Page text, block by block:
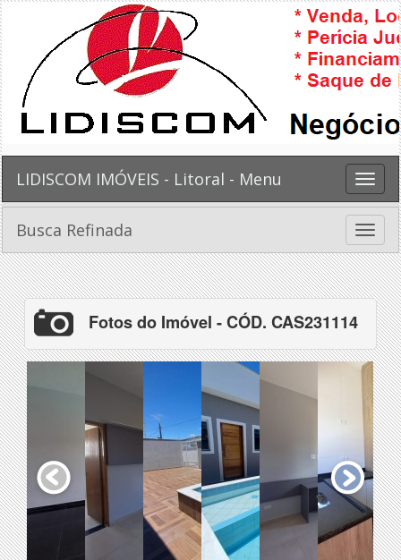
Toggle
LIDISCOM IMÓVEIS - Litoral - Menu
Toggle
Busca Refinada
Fotos do Imóvel - CÓD. CAS231114